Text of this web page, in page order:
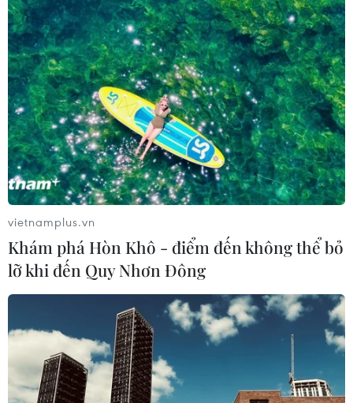
vietnamplus.vn
Khám phá Hòn Khô - điểm đến không thể bỏ
lỡ khi đến Quy Nhơn Đông